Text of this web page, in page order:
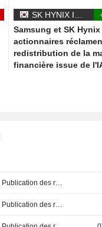
Samsung et SK
actionnaires
redistribution de la
financière issue de
Publication des résultats - Q2 2026
Publication des résultats - Q2 2026